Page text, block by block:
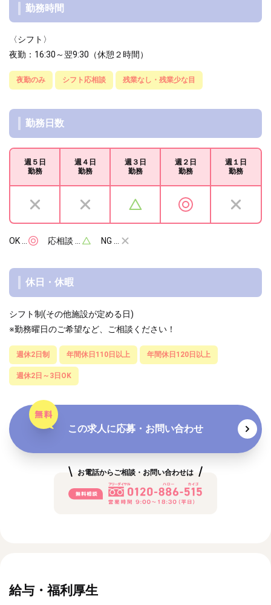
勤務時間
〈シフト〉
夜勤：16:30～翌9:30（休憩２時間）
夜勤のみ シフト応相談 残業なし・残業少な目
勤務日数
週５日
勤務
週４日
勤務
週３日
勤務
週２日
勤務
週１日
勤務
OK … 応相談 … NG …
休日・休暇
シフト制(その他施設が定める日)
※勤務曜日のご希望など、ご相談ください！
週休2日制 年間休日110日以上 年間休日120日以上
週休2日～3日OK
この求人に応募・お問い合わせ
お電話からご相談・お問い合わせは
給与・福利厚生